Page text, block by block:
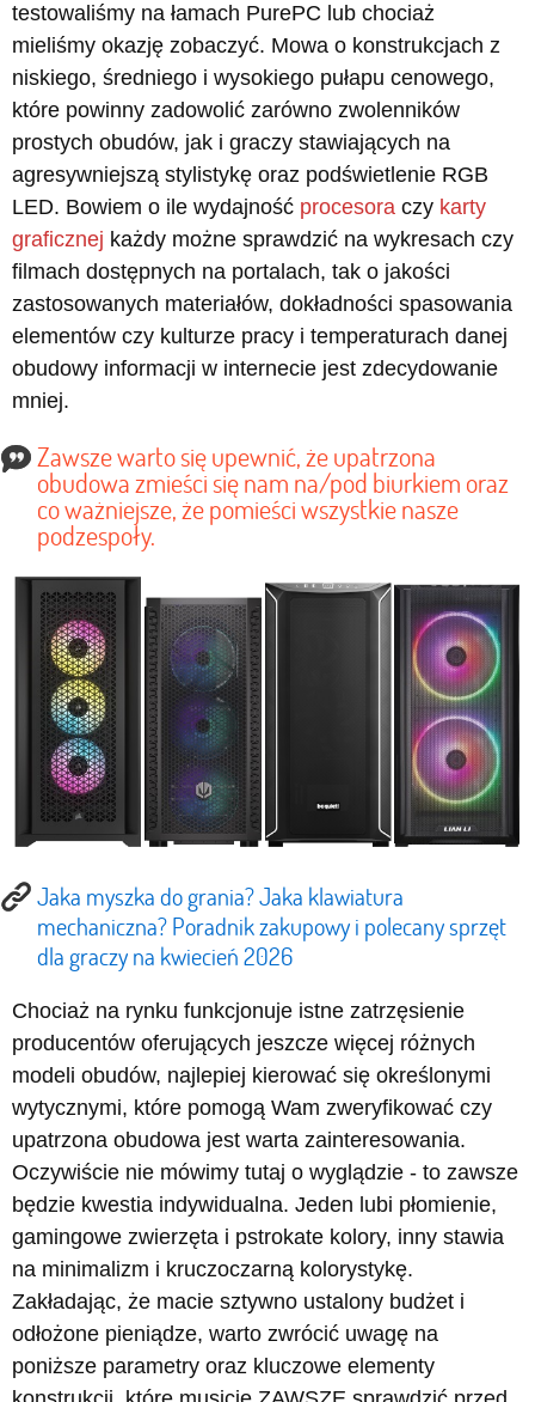
testowaliśmy na łamach PurePC lub chociaż
mieliśmy okazję zobaczyć. Mowa o konstrukcjach z
niskiego, średniego i wysokiego pułapu cenowego,
które powinny zadowolić zarówno zwolenników
prostych obudów, jak i graczy stawiających na
agresywniejszą stylistykę oraz podświetlenie RGB
LED. Bowiem o ile wydajność procesora czy karty
graficznej każdy możne sprawdzić na wykresach czy
filmach dostępnych na portalach, tak o jakości
zastosowanych materiałów, dokładności spasowania
elementów czy kulturze pracy i temperaturach danej
obudowy informacji w internecie jest zdecydowanie
mniej.
Zawsze warto się upewnić, że upatrzona
obudowa zmieści się nam na/pod biurkiem oraz
co ważniejsze, że pomieści wszystkie nasze
podzespoły.
Jaka myszka do grania? Jaka klawiatura
mechaniczna? Poradnik zakupowy i polecany sprzęt
dla graczy na kwiecień 2026
Chociaż na rynku funkcjonuje istne zatrzęsienie
producentów oferujących jeszcze więcej różnych
modeli obudów, najlepiej kierować się określonymi
wytycznymi, które pomogą Wam zweryfikować czy
upatrzona obudowa jest warta zainteresowania.
Oczywiście nie mówimy tutaj o wyglądzie - to zawsze
będzie kwestia indywidualna. Jeden lubi płomienie,
gamingowe zwierzęta i pstrokate kolory, inny stawia
na minimalizm i kruczoczarną kolorystykę.
Zakładając, że macie sztywno ustalony budżet i
odłożone pieniądze, warto zwrócić uwagę na
poniższe parametry oraz kluczowe elementy